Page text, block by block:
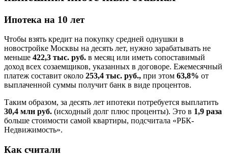
Ипотека на 10 лет
Чтобы взять кредит на покупку средней однушки в
новостройке Москвы на десять лет, нужно зарабатывать не
меньше 422,3 тыс. руб. в месяц или иметь сопоставимый
доход всех созаемщиков, указанных в договоре. Ежемесячный
платеж составит около 253,4 тыс. руб., при этом 63,8% от
выплаченной суммы получит банк в виде процентов.
Таким образом, за десять лет ипотеки потребуется выплатить
30,4 млн руб. (исходный долг плюс проценты). Это в 1,9 раза
больше стоимости самой квартиры, подсчитала «РБК-
Недвижимость».
Как считали